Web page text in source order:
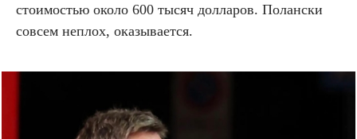
стоимостью около 600 тысяч долларов. Полански
совсем неплох, оказывается.